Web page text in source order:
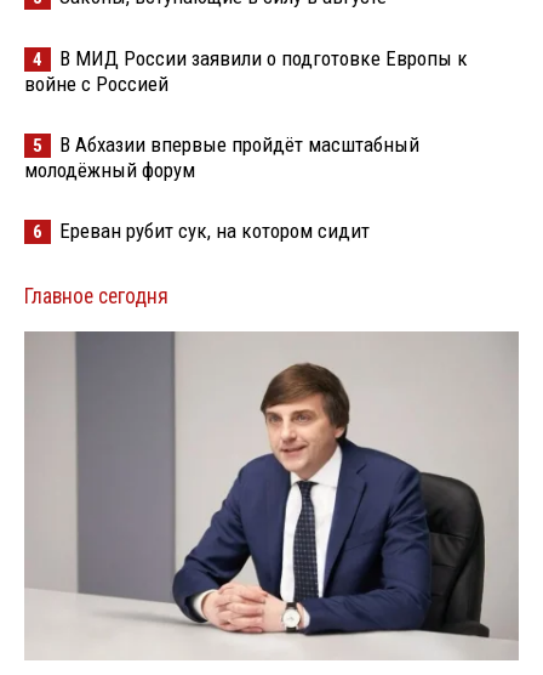
4
В МИД России заявили о подготовке Европы к
войне с Россией
5
В Абхазии впервые пройдёт масштабный
молодёжный форум
6 Ереван рубит сук, на котором сидит
Главное сегодня